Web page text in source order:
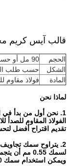
قالب آيس كريم
الحجم
90 مل أو حسب طلب المشتري
الشكل
حسب طلب
المادة
فولاذ مقاوم
لماذا نحن
1. نحن أول من بدأ
الفولاذ المقاوم للصدأ
تقديم اقتراح أفضل
لسمك 0.55
ويمكن استخدام سمك 1.0 مم في الماء المالح، وعمر عمل طويل.